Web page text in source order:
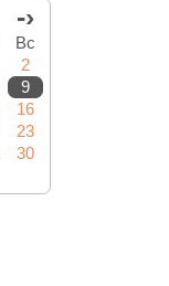
-›
Вс
2
9
16
23
30